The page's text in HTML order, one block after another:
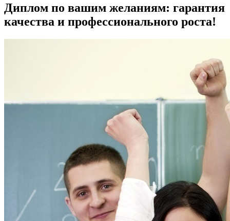
Диплом по вашим желаниям: гарантия
качества и профессионального роста!